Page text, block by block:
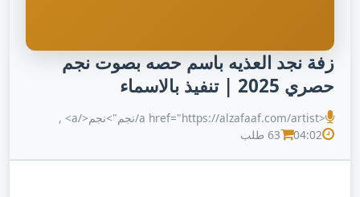
زفة نجد العذيه باسم حصه بصوت نجم
حصري 2025 | تنفيذ بالاسماء
<a href="https://alzafaaf.com/artist/نجم">نجم</a> ,
04:02
63 طلب